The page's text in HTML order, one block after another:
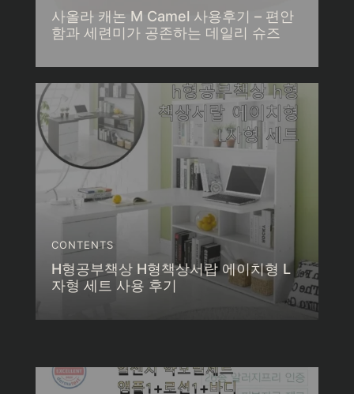
사올라 캐논 M Camel 사용후기 – 편안
함과 세련미가 공존하는 데일리 슈즈
CONTENTS
H형공부책상 H형책상서랍 에이치형 L
자형 세트 사용 후기